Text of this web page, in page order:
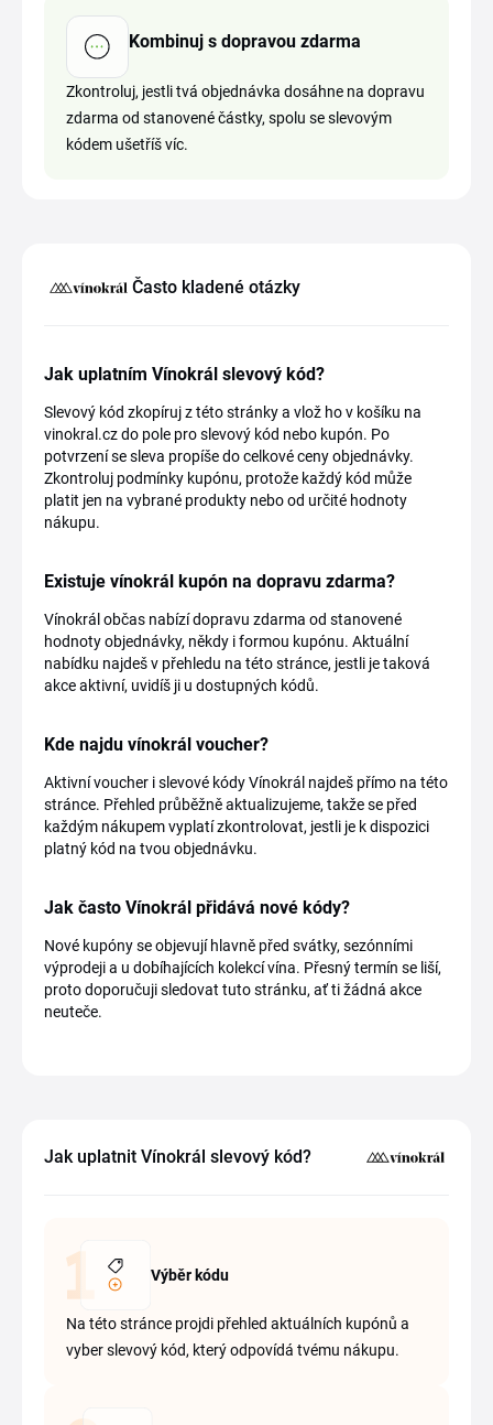
Kombinuj s dopravou zdarma
Zkontroluj, jestli tvá objednávka dosáhne na dopravu
zdarma od stanovené částky, spolu se slevovým
kódem ušetříš víc.
Často kladené otázky
Jak uplatním Vínokrál slevový kód?
Slevový kód zkopíruj z této stránky a vlož ho v košíku na
vinokral.cz do pole pro slevový kód nebo kupón. Po
potvrzení se sleva propíše do celkové ceny objednávky.
Zkontroluj podmínky kupónu, protože každý kód může
platit jen na vybrané produkty nebo od určité hodnoty
nákupu.
Existuje vínokrál kupón na dopravu zdarma?
Vínokrál občas nabízí dopravu zdarma od stanovené
hodnoty objednávky, někdy i formou kupónu. Aktuální
nabídku najdeš v přehledu na této stránce, jestli je taková
akce aktivní, uvidíš ji u dostupných kódů.
Kde najdu vínokrál voucher?
Aktivní voucher i slevové kódy Vínokrál najdeš přímo na této
stránce. Přehled průběžně aktualizujeme, takže se před
každým nákupem vyplatí zkontrolovat, jestli je k dispozici
platný kód na tvou objednávku.
Jak často Vínokrál přidává nové kódy?
Nové kupóny se objevují hlavně před svátky, sezónními
výprodeji a u dobíhajících kolekcí vína. Přesný termín se liší,
proto doporučuji sledovat tuto stránku, ať ti žádná akce
neuteče.
Jak uplatnit Vínokrál slevový kód?
Výběr kódu
Na této stránce projdi přehled aktuálních kupónů a
vyber slevový kód, který odpovídá tvému nákupu.